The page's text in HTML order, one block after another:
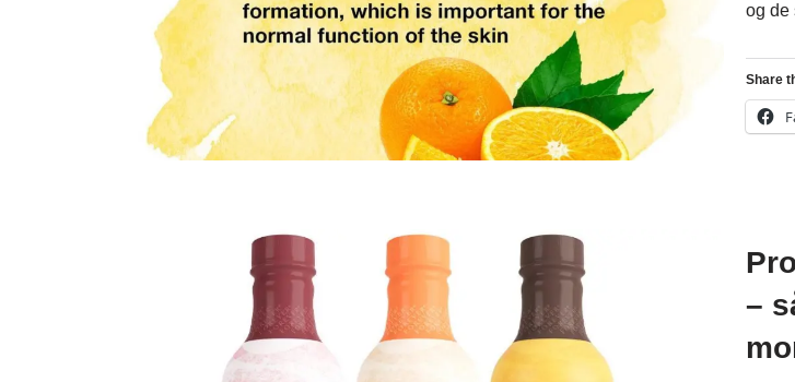
og de
Share
–